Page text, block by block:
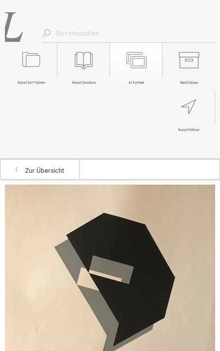
Nachlässe
Artothek
Kunstlexikon
Künstler*innen
Kunstführer
Zur Übersicht